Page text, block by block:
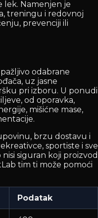
lek. Namenjen je
treningu i redovnoj
prevenciji ili
odabrane
uz jasne
pri izboru. U ponudi
od oporavka,
mišićne mase,
brzu dostavu i
sportiste i sve
siguran koji proizvod
tim ti može pomoći
Podatak